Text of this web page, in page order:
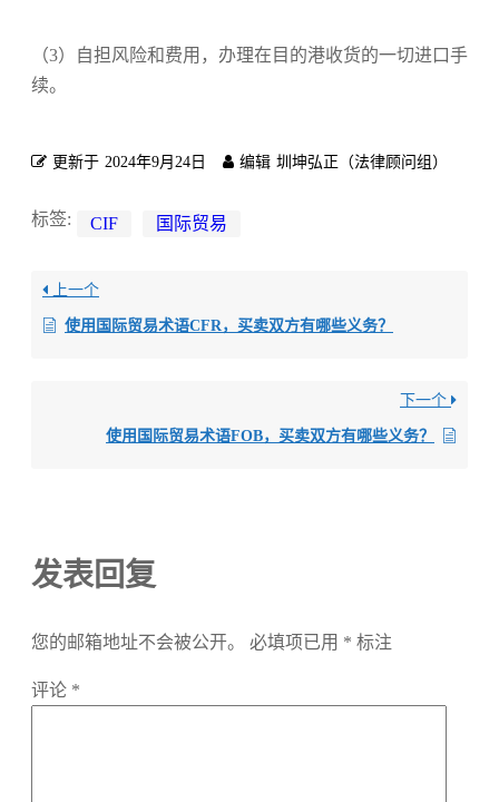
（3）自担风险和费用，办理在目的港收货的一切进口手
续。
更新于 2024年9月24日 编辑 圳坤弘正（法律顾问组）
标签: CIF 国际贸易
上一个
使用国际贸易术语CFR，买卖双方有哪些义务？
下一个
使用国际贸易术语FOB，买卖双方有哪些义务？
发表回复
您的邮箱地址不会被公开。 必填项已用 * 标注
评论 *